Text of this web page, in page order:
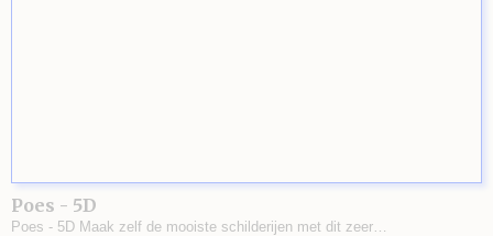
Poes - 5D
Poes - 5D Maak zelf de mooiste schilderijen met dit zeer…